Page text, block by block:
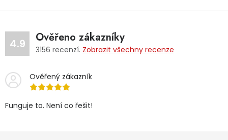
Obchodní podmínky Reklamační řád
Podmínky ochrany osobních údajů
4.9 Ověřeno zákazníky
3156 recenzí. Zobrazit všechny recenze
Ověřený zákazník
Funguje to. Není co řešit!